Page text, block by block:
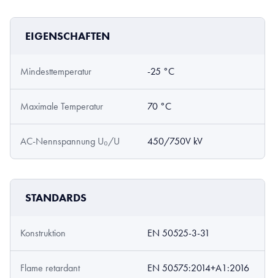
EIGENSCHAFTEN
Mindesttemperatur -25 °C
Maximale Temperatur 70 °C
AC-Nennspannung U₀/U 450/750V kV
STANDARDS
Konstruktion EN 50525-3-31
Flame retardant EN 50575:2014+A1:2016